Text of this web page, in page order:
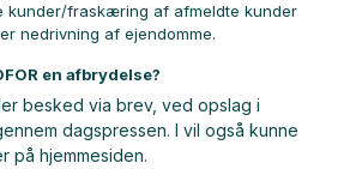
kunder/fraskæring af afmeldte kunder
nedrivning af ejendomme.
en afbrydelse?
besked via brev, ved opslag i
dagspressen. I vil også kunne
på hjemmesiden.